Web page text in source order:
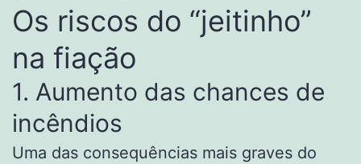
Os riscos do “jeitinho”
na fiação
1. Aumento das chances de
incêndios
Uma das consequências mais graves do